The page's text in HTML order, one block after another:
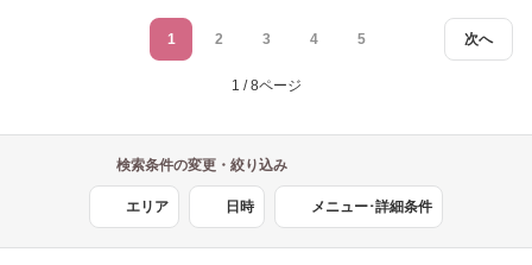
次へ
1 2 3 4 5
1 / 8ページ
検索条件の変更・絞り込み
エリア 日時 メニュー･詳細条件